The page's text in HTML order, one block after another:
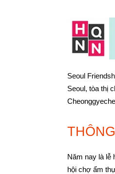
Seoul
Seoul, tòa thị
Năm nay là lễ
hội chợ ẩm